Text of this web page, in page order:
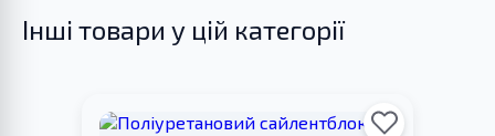
Інші товари у цій категорії